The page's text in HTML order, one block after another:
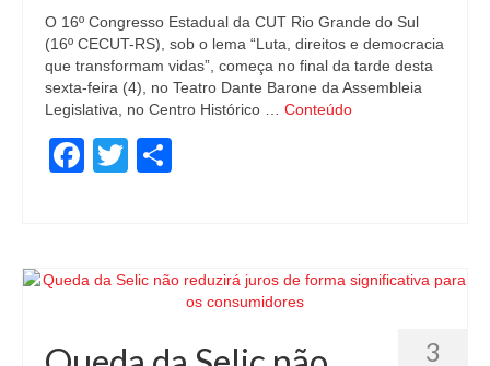
O 16º Congresso Estadual da CUT Rio Grande do Sul
(16º CECUT-RS), sob o lema “Luta, direitos e democracia
que transformam vidas”, começa no final da tarde desta
sexta-feira (4), no Teatro Dante Barone da Assembleia
Legislativa, no Centro Histórico … Conteúdo
Facebook
Twitter
3